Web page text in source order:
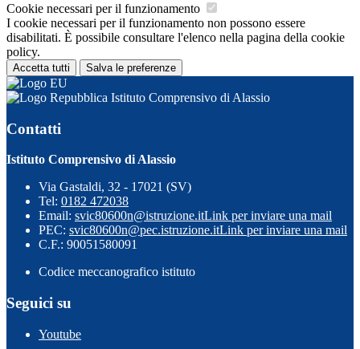
Cookie necessari per il funzionamento
I cookie necessari per il funzionamento non possono essere
disabilitati. È possibile consultare l'elenco nella pagina della cookie
policy.
Accetta tutti Salva le preferenze
Istituto Comprensivo di Alassio
Contatti
Istituto Comprensivo di Alassio
Via Gastaldi, 32 - 17021 (SV)
Tel: 0182 472038
Email: svic80600n@istruzione.itLink per inviare una mail
PEC: svic80600n@pec.istruzione.itLink per inviare una mail
C.F.: 90051580091
Codice meccanografico istituto
Seguici su
Youtube